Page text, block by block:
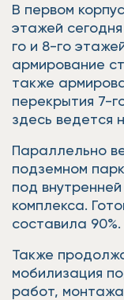
В первом
этажей
го и 8-го
армирование
также
перекрытия 7-
здесь ведется
Параллельно
подземном
под
комплекса.
составила 90%.
Также
мобилизация
работ,